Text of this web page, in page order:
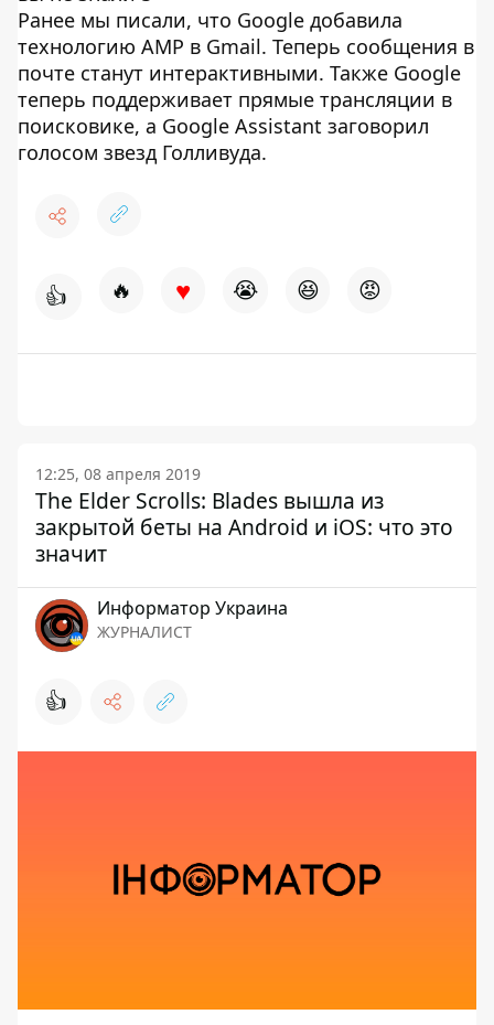
Ранее мы писали, что Google добавила
технологию AMP в Gmail. Теперь сообщения в
почте станут интерактивными. Также Google
теперь поддерживает прямые трансляции в
поисковике, а Google Assistant заговорил
голосом звезд Голливуда.
👍 🔥 ♥ 😭 😆 😡
12:25, 08 апреля 2019
The Elder Scrolls: Blades вышла из
закрытой беты на Android и iOS: что это
значит
Информатор Украина
ЖУРНАЛИСТ
👍